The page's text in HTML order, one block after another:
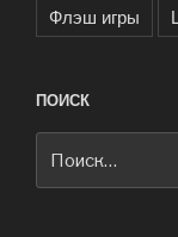
Флэш игры
ПОИСК